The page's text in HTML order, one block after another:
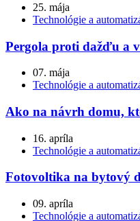
25. mája
Technológie a
Pergola proti dažďu a
07. mája
Technológie a
Ako na návrh domu,
16. apríla
Technológie a
Fotovoltika na bytový
09. apríla
Technológie a